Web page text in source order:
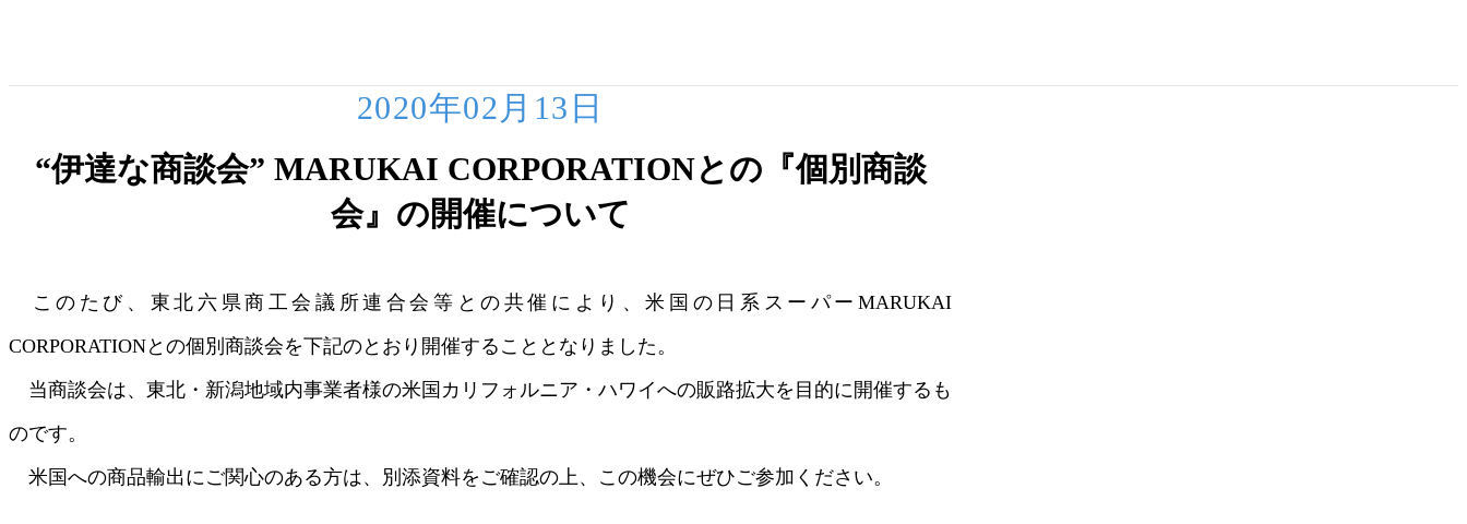
2020年02月13日
“伊達な商談会” MARUKAI CORPORATIONとの『個別商談
会』の開催について
このたび、東北六県商工会議所連合会等との共催により、米国の日系スーパーMARUKAI
CORPORATIONとの個別商談会を下記のとおり開催することとなりました。
当商談会は、東北・新潟地域内事業者様の米国カリフォルニア・ハワイへの販路拡大を目的に開催するも
のです。
米国への商品輸出にご関心のある方は、別添資料をご確認の上、この機会にぜひご参加ください。